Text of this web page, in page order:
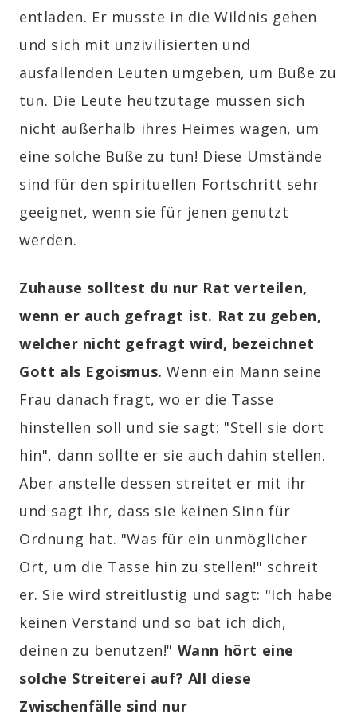
entladen. Er musste in die Wildnis gehen
und sich mit unzivilisierten und
ausfallenden Leuten umgeben, um Buße zu
tun. Die Leute heutzutage müssen sich
nicht außerhalb ihres Heimes wagen, um
eine solche Buße zu tun! Diese Umstände
sind für den spirituellen Fortschritt sehr
geeignet, wenn sie für jenen genutzt
werden.
Zuhause solltest du nur Rat verteilen,
wenn er auch gefragt ist. Rat zu geben,
welcher nicht gefragt wird, bezeichnet
Gott als Egoismus. Wenn ein Mann seine
Frau danach fragt, wo er die Tasse
hinstellen soll und sie sagt: "Stell sie dort
hin", dann sollte er sie auch dahin stellen.
Aber anstelle dessen streitet er mit ihr
und sagt ihr, dass sie keinen Sinn für
Ordnung hat. "Was für ein unmöglicher
Ort, um die Tasse hin zu stellen!" schreit
er. Sie wird streitlustig und sagt: "Ich habe
keinen Verstand und so bat ich dich,
deinen zu benutzen!" Wann hört eine
solche Streiterei auf? All diese
Zwischenfälle sind nur